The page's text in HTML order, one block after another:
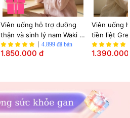
Viên uống hỗ trợ dưỡng
thận và sinh lý nam Waki
Kidney & Men`s 180 viên -
Date 09/2027
4.899 đã bán
1.850.000 đ
Viên uống
tiền liệt
Sukatto
Date 11/